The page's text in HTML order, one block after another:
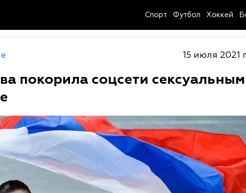
Спорт Футбол Хоккей
15 июля 2021
покорила соцсети сексуальным